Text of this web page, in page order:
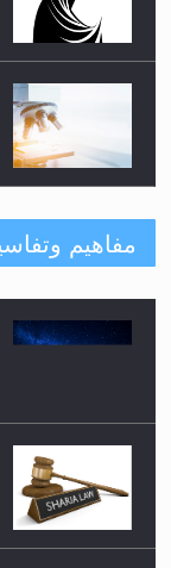
مفاهيم